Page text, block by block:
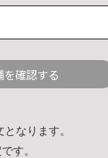
確認する
なります。
す。